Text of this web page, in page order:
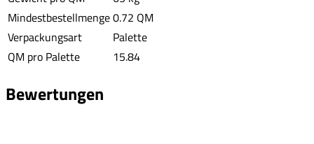
Mindestbestellmenge0.72 QM
Verpackungsart
Palette
QM pro Palette
15.84
Bewertungen